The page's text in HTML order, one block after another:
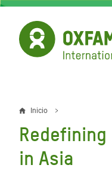
Pasar
contenido
principal
Sobrescribir
enlaces
de
Inicio
in Asia